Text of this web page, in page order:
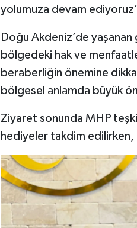
yolumuza devam
Doğu Akdeniz’de
bölgedeki hak ve
beraberliğin önemine
bölgesel anlamda büyük
Ziyaret sonunda MHP
hediyeler takdim edilirken,